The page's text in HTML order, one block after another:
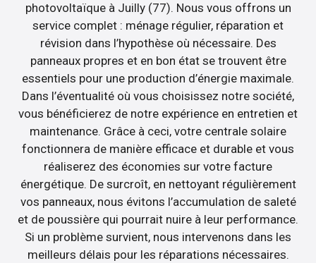
photovoltaïque à Juilly (77). Nous vous offrons un
service complet : ménage régulier, réparation et
révision dans l’hypothèse où nécessaire. Des
panneaux propres et en bon état se trouvent être
essentiels pour une production d’énergie maximale.
Dans l’éventualité où vous choisissez notre société,
vous bénéficierez de notre expérience en entretien et
maintenance. Grâce à ceci, votre centrale solaire
fonctionnera de manière efficace et durable et vous
réaliserez des économies sur votre facture
énergétique. De surcroît, en nettoyant régulièrement
vos panneaux, nous évitons l’accumulation de saleté
et de poussière qui pourrait nuire à leur performance.
Si un problème survient, nous intervenons dans les
meilleurs délais pour les réparations nécessaires.